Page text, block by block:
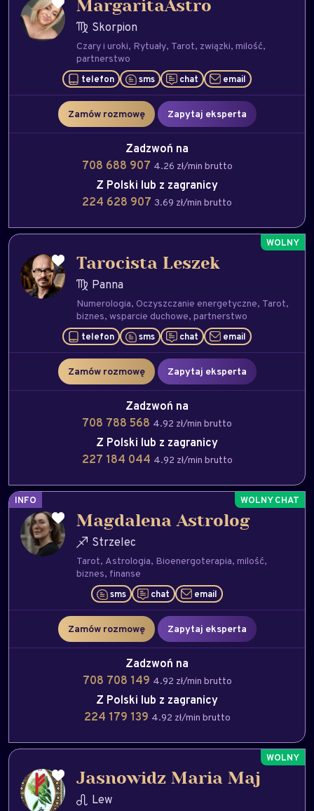
MargaritaAstro
Skorpion
Czary i uroki Rytuały Tarot związki milość
partnerstwo
telefon sms chat email
Zamów rozmowę Zapytaj eksperta
Zadzwoń na
708 688 907 4.26 zł/min brutto
Z Polski lub z zagranicy
224 628 907 3.69 zł/min brutto
Tarocista Leszek
Panna
Numerologia Oczyszczanie energetyczne Tarot
biznes wsparcie duchowe partnerstwo
telefon sms chat email
Zamów rozmowę Zapytaj eksperta
Zadzwoń na
708 788 568 4.92 zł/min brutto
Z Polski lub z zagranicy
227 184 044 4.92 zł/min brutto
INFO
Magdalena Astrolog
Strzelec
Tarot Astrologia Bioenergoterapia milość
biznes finanse
sms chat email
Zamów rozmowę Zapytaj eksperta
Zadzwoń na
708 708 149 4.92 zł/min brutto
Z Polski lub z zagranicy
224 179 139 4.92 zł/min brutto
Jasnowidz Maria Maj
Lew